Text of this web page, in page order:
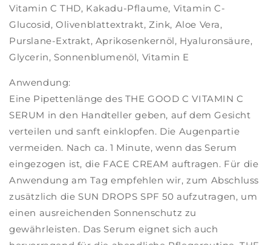
Vitamin C THD, Kakadu-Pflaume, Vitamin C-
Glucosid, Olivenblattextrakt, Zink, Aloe Vera,
Purslane-Extrakt, Aprikosenkernöl, Hyaluronsäure,
Glycerin, Sonnenblumenöl, Vitamin E
Anwendung:
Eine Pipettenlänge des THE GOOD C VITAMIN C
SERUM in den Handteller geben, auf dem Gesicht
verteilen und sanft einklopfen. Die Augenpartie
vermeiden. Nach ca. 1 Minute, wenn das Serum
eingezogen ist, die FACE CREAM auftragen. Für die
Anwendung am Tag empfehlen wir, zum Abschluss
zusätzlich die SUN DROPS SPF 50 aufzutragen, um
einen ausreichenden Sonnenschutz zu
gewährleisten. Das Serum eignet sich auch